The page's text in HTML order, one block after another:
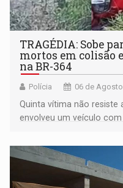
TRAGÉDIA: Sobe
mortos em colisão
na BR-364
Polícia 06 de
Quinta vítima não resiste
envolveu um veículo